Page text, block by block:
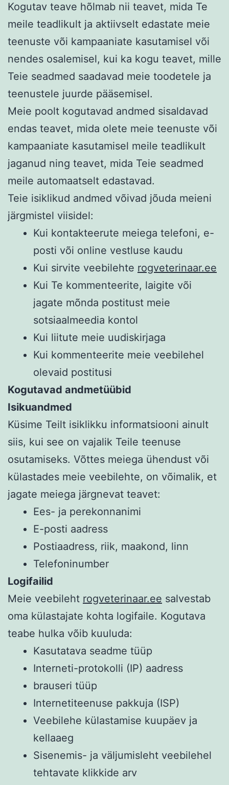
Kogutav teave hõlmab nii teavet, mida Te
meile teadlikult ja aktiivselt edastate meie
teenuste või kampaaniate kasutamisel või
nendes osalemisel, kui ka kogu teavet, mille
Teie seadmed saadavad meie toodetele ja
teenustele juurde pääsemisel.
Meie poolt kogutavad andmed sisaldavad
endas teavet, mida olete meie teenuste või
kampaaniate kasutamisel meile teadlikult
jaganud ning teavet, mida Teie seadmed
meile automaatselt edastavad.
Teie isiklikud andmed võivad jõuda meieni
järgmistel viisidel:
Kui kontakteerute meiega telefoni, e-
posti või online vestluse kaudu
Kui sirvite veebilehte rogveterinaar.ee
Kui Te kommenteerite, laigite või
jagate mõnda postitust meie
sotsiaalmeedia kontol
Kui liitute meie uudiskirjaga
Kui kommenteerite meie veebilehel
olevaid postitusi
Kogutavad andmetüübid
Isikuandmed
Küsime Teilt isiklikku informatsiooni ainult
siis, kui see on vajalik Teile teenuse
osutamiseks. Võttes meiega ühendust või
külastades meie veebilehte, on võimalik, et
jagate meiega järgnevat teavet:
Ees- ja perekonnanimi
E-posti aadress
Postiaadress, riik, maakond, linn
Telefoninumber
Logifailid
Meie veebileht rogveterinaar.ee salvestab
oma külastajate kohta logifaile. Kogutava
teabe hulka võib kuuluda:
Kasutatava seadme tüüp
Interneti-protokolli (IP) aadress
brauseri tüüp
Internetiteenuse pakkuja (ISP)
Veebilehe külastamise kuupäev ja
kellaaeg
Sisenemis- ja väljumisleht veebilehel
tehtavate klikkide arv